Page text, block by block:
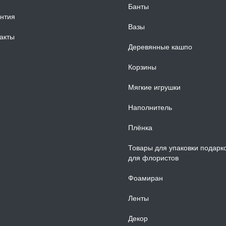
Банты
Вазы
Деревянные кашпо
Корзины
Мягкие игрушки
Наполнитель
Плёнка
Товары для упаковки
для флористов
Фоамиран
Ленты
Декор